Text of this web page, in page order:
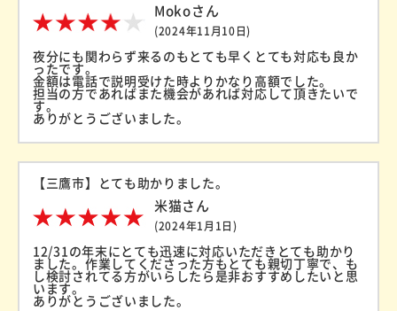
Mokoさん
(2024年11月10日)
夜分にも関わらず来るのもとても早くとても対応も良か
ったです。
金額は電話で説明受けた時よりかなり高額でした。
担当の方であればまた機会があれば対応して頂きたいで
す。
ありがとうございました。
【三鷹市】とても助かりました。
米猫さん
(2024年1月1日)
12/31の年末にとても迅速に対応いただきとても助かり
ました。作業してくださった方もとても親切丁寧で、も
し検討されてる方がいらしたら是非おすすめしたいと思
います。
ありがとうございました。